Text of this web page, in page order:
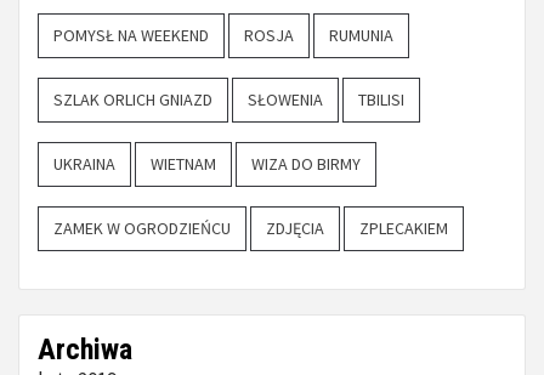
POMYSŁ NA WEEKEND ROSJA RUMUNIA
SZLAK ORLICH GNIAZD SŁOWENIA TBILISI
UKRAINA WIETNAM WIZA DO BIRMY
ZAMEK W OGRODZIEŃCU ZDJĘCIA ZPLECAKIEM
Archiwa